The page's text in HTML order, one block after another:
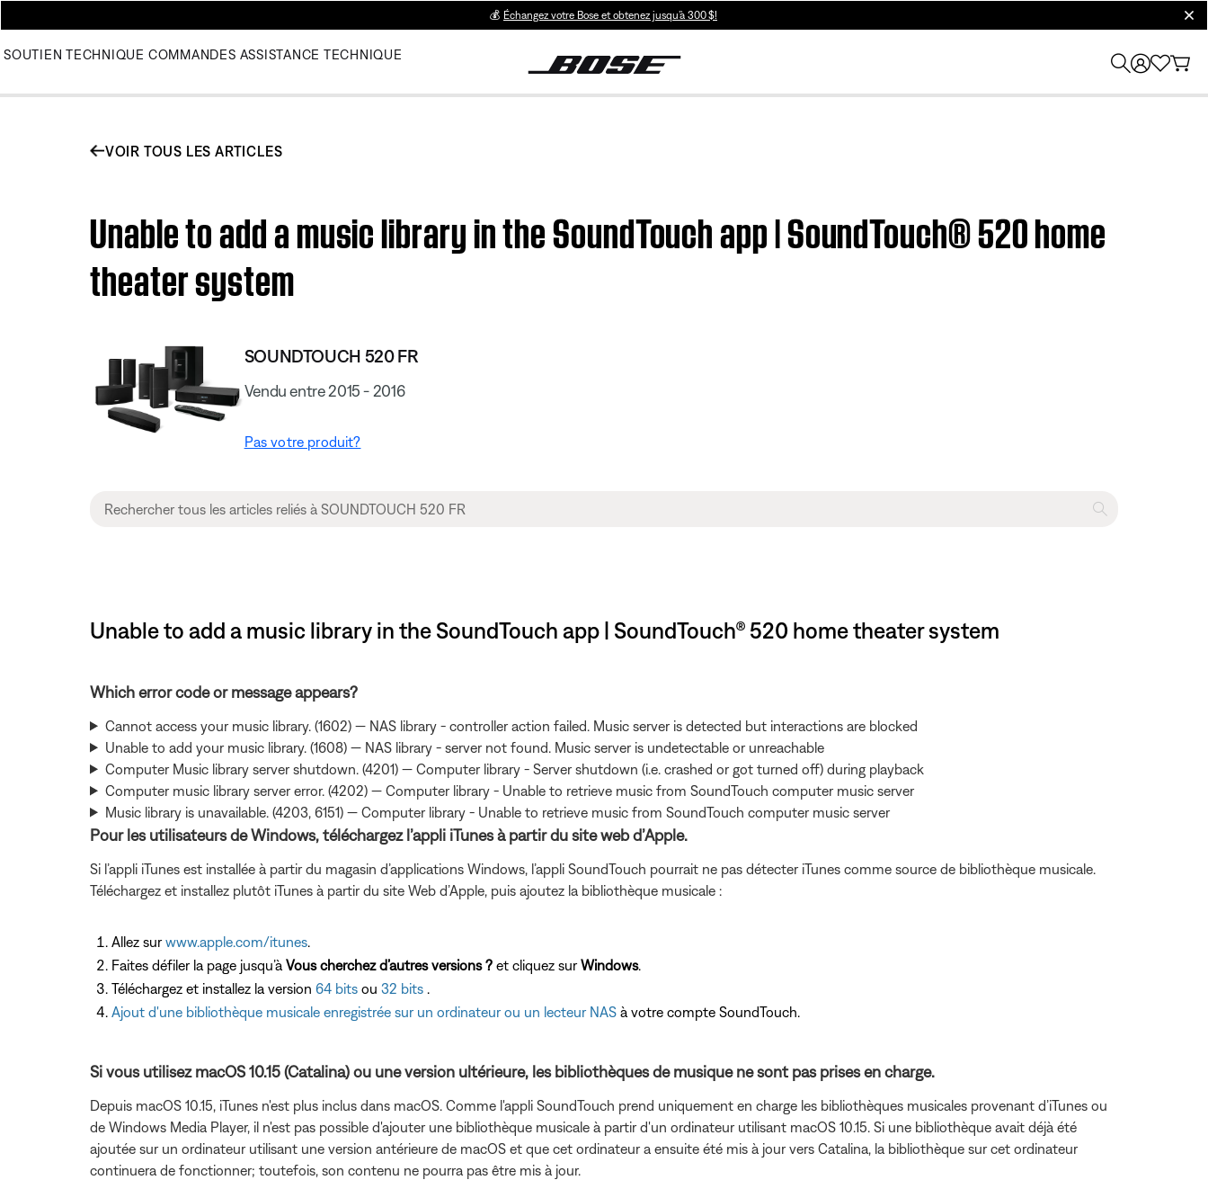
💰 Échangez votre Bose et obtenez jusqu’à 300 $!
SOUTIEN TECHNIQUE COMMANDES ASSISTANCE TECHNIQUE
VOIR TOUS LES ARTICLES
Unable to add a music library in the SoundTouch app | SoundTouch® 520 home
theater system
SOUNDTOUCH 520 FR
Vendu entre 2015 - 2016
Pas votre produit?
Unable to add a music library in the SoundTouch app | SoundTouch® 520 home theater system
Which error code or message appears?
Cannot access your music library. (1602) — NAS library - controller action failed. Music server is detected but interactions are blocked
Unable to add your music library. (1608) — NAS library - server not found. Music server is undetectable or unreachable
Computer Music library server shutdown. (4201) — Computer library - Server shutdown (i.e. crashed or got turned off) during playback
Computer music library server error. (4202) — Computer library - Unable to retrieve music from SoundTouch computer music server
Music library is unavailable. (4203, 6151) — Computer library - Unable to retrieve music from SoundTouch computer music server
Pour les utilisateurs de Windows, téléchargez l’appli iTunes à partir du site web d’Apple.
Si l’appli iTunes est installée à partir du magasin d’applications Windows, l’appli SoundTouch pourrait ne pas détecter iTunes comme source de bibliothèque musicale.
Téléchargez et installez plutôt iTunes à partir du site Web d’Apple, puis ajoutez la bibliothèque musicale :
Allez surwww.apple.com/itunes
Faites défiler la page jusqu’à Vous cherchez d’autres versions ? et cliquez surWindows.
Téléchargez et installez la version 64 bits ou 32 bits
Ajout d'une bibliothèque musicale enregistrée sur un ordinateur ou un lecteur NAS à votre compte SoundTouch.
Si vous utilisez macOS 10.15 (Catalina) ou une version ultérieure, les bibliothèques de musique ne sont pas prises en charge.
Depuis macOS 10.15, iTunes n'est plus inclus dans macOS. Comme l'appli SoundTouch prend uniquement en charge les bibliothèques musicales provenant d’iTunes ou
de Windows Media Player, il n'est pas possible d'ajouter une bibliothèque musicale à partir d'un ordinateur utilisant macOS 10.15. Si une bibliothèque avait déjà été
ajoutée sur un ordinateur utilisant une version antérieure de macOS et que cet ordinateur a ensuite été mis à jour vers Catalina, la bibliothèque sur cet ordinateur
continuera de fonctionner; toutefois, son contenu ne pourra pas être mis à jour.